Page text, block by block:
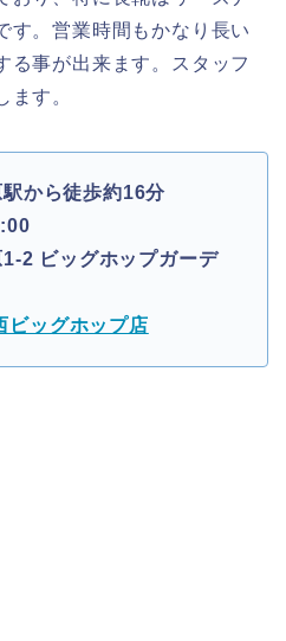
す。営業時間もかなり長い
る事が出来ます。スタッフ
ます。
から徒歩約16分
2 ビッグホップガーデ
ビッグホップ店